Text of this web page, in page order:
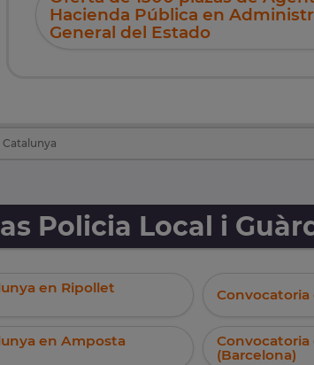
Hacienda Pública en
General del Estado
Catalunya
Policia Local i
en Ripollet
Convocatoria
en Amposta
Convocatoria
(Barcelona)